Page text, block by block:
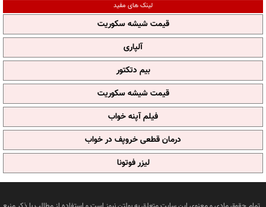
لینک های مفید
قیمت شیشه سکوریت
آلپاری
بیم دتکتور
قیمت شیشه سکوریت
فیلم آپنه خواب
درمان قطعی خروپف در خواب
لیزر فوتونا